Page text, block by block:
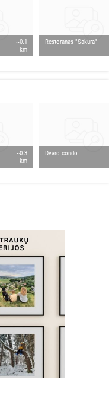
~0.1
km
Restoranas "Sakura"
~0.3
km
Dvaro condo